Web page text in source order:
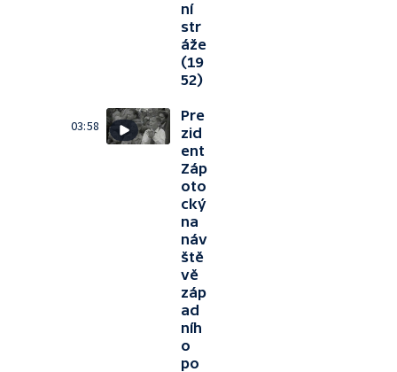
ní
str
áže
(19
52)
03:58
Pre
zid
ent
Záp
oto
cký
na
náv
ště
vě
záp
ad
níh
o
po